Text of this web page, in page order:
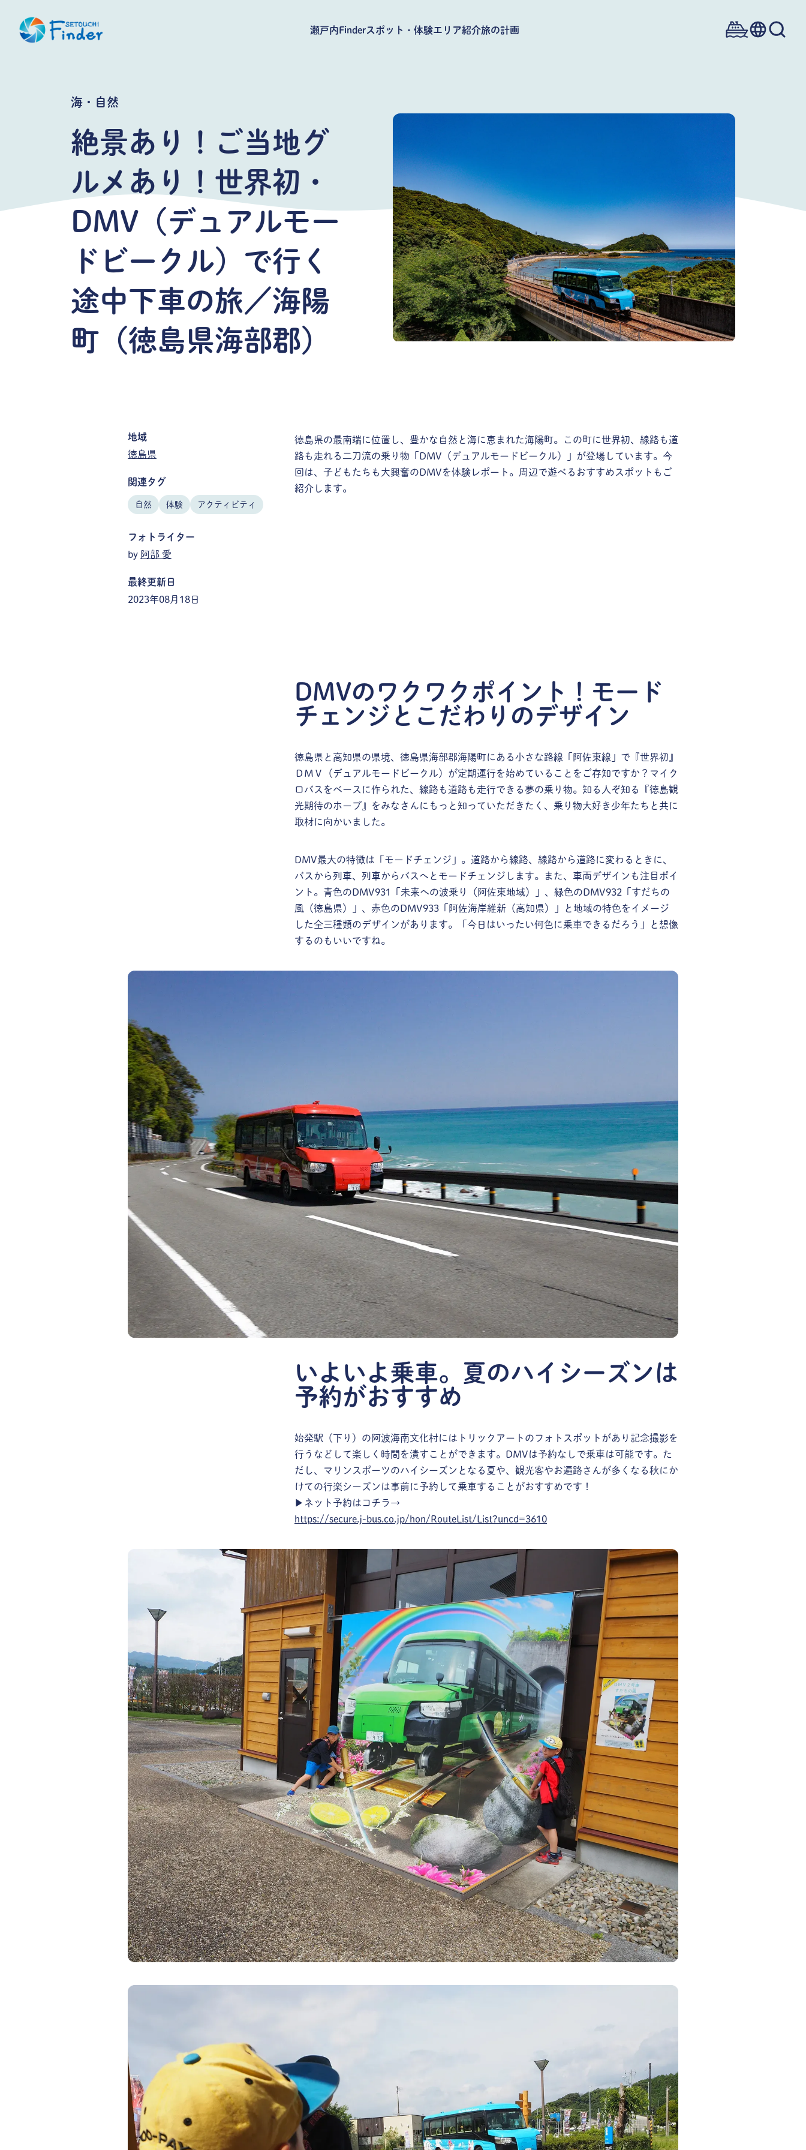
瀬戸内Finderスポット・体験エリア紹介旅の計画
海・自然
絶景あり！ご当地グ
ルメあり！世界初・
DMV（デュアルモー
ドビークル）で行く
途中下車の旅／海陽
町（徳島県海部郡）
地域
徳島県
関連タグ
自然 体験 アクティビティ
フォトライター
by 阿部 愛
最終更新日
2023年08月18日
徳島県の最南端に位置し、豊かな自然と海に恵まれた海陽町。この町に世界初、線路も道
路も走れる二刀流の乗り物「DMV（デュアルモードビークル）」が登場しています。今
回は、子どもたちも大興奮のDMVを体験レポート。周辺で遊べるおすすめスポットもご
紹介します。
DMVのワクワクポイント！モード
チェンジとこだわりのデザイン
徳島県と高知県の県境、徳島県海部郡海陽町にある小さな路線「阿佐東線」で『世界初』
ＤＭＶ（デュアルモードビークル）が定期運行を始めていることをご存知ですか？マイク
ロバスをベースに作られた、線路も道路も走行できる夢の乗り物。知る人ぞ知る『徳島観
光期待のホープ』をみなさんにもっと知っていただきたく、乗り物大好き少年たちと共に
取材に向かいました。
DMV最大の特徴は「モードチェンジ」。道路から線路、線路から道路に変わるときに、
バスから列車、列車からバスへとモードチェンジします。また、車両デザインも注目ポイ
ント。青色のDMV931「未来への波乗り（阿佐東地域）」、緑色のDMV932「すだちの
風（徳島県）」、赤色のDMV933「阿佐海岸維新（高知県）」と地域の特色をイメージ
した全三種類のデザインがあります。「今日はいったい何色に乗車できるだろう」と想像
するのもいいですね。
いよいよ乗車。夏のハイシーズンは
予約がおすすめ
始発駅（下り）の阿波海南文化村にはトリックアートのフォトスポットがあり記念撮影を
行うなどして楽しく時間を潰すことができます。DMVは予約なしで乗車は可能です。た
だし、マリンスポーツのハイシーズンとなる夏や、観光客やお遍路さんが多くなる秋にか
けての行楽シーズンは事前に予約して乗車することがおすすめです！
▶︎ネット予約はコチラ→
https://secure.j-bus.co.jp/hon/RouteList/List?uncd=3610